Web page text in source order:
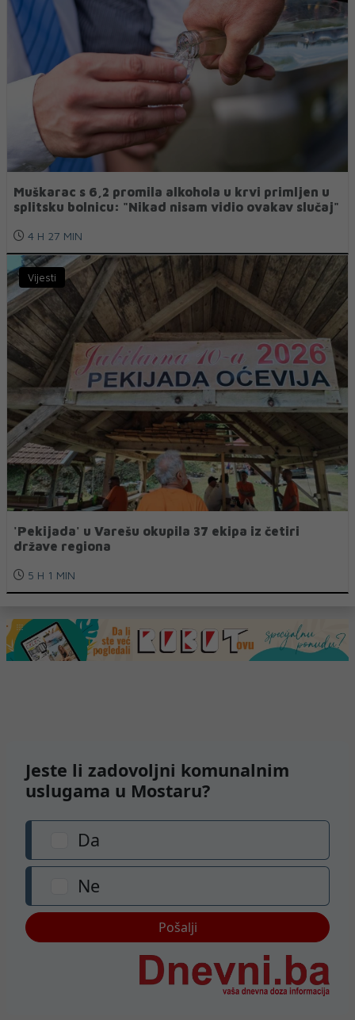
Muškarac s 6,2 promila alkohola u krvi primljen u
splitsku bolnicu: "Nikad nisam vidio ovakav slučaj"
4 H 27 MIN
Vijesti
'Pekijada' u Varešu okupila 37 ekipa iz četiri
države regiona
5 H 1 MIN